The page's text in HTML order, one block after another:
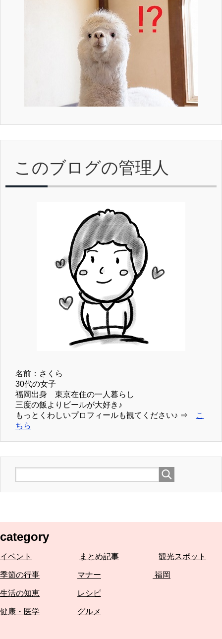
このブログの管理人
名前：さくら
30代の女子
福岡出身 東京在住の一人暮らし
三度の飯よりビールが大好き♪
もっとくわしいプロフィールも観てください♪ ⇒
こ
ちら
category
イベント まとめ記事 観光スポット
季節の行事 マナー 福岡
生活の知恵 レシピ
健康・医学 グルメ